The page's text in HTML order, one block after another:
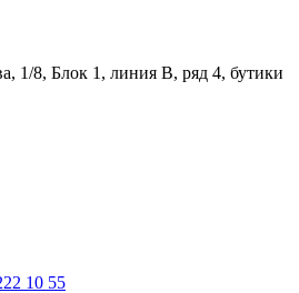
1/8, Блок 1, линия В, ряд 4, бутики
10 55